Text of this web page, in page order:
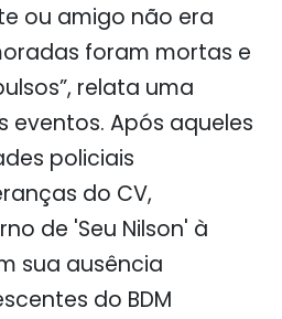
ou amigo não era
foram mortas e
relata uma
eventos. Após aqueles
policiais
do CV,
de 'Seu Nilson' à
sua ausência
do BDM